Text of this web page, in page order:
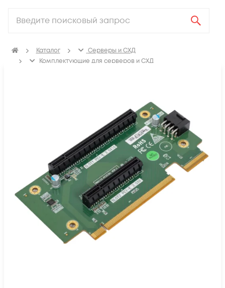
Каталог
Серверы и СХД
Комплектующие для серверов и СХД